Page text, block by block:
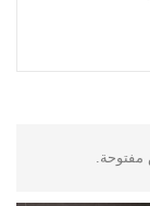
مفتوحة.